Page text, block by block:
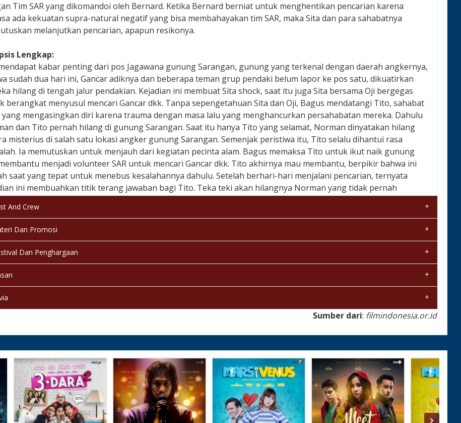
Tim SAR yang dikomandoi oleh Bernard. Ketika Bernard berniat untuk menghentikan pencarian karena
ada kekuatan supra-natural negatif yang bisa membahayakan tim SAR, maka Sita dan para sahabatnya
melanjutkan pencarian, apapun resikonya.
Lengkap:
kabar penting dari pos Jagawana gunung Sarangan, gunung yang terkenal dengan daerah angkernya,
sudah dua hari ini, Gancar adiknya dan beberapa teman grup pendaki belum lapor ke pos satu, dikuatirkan
hilang di tengah jalur pendakian. Kejadian ini membuat Sita shock, saat itu juga Sita bersama Oji bergegas
berangkat menyusul mencari Gancar dkk. Tanpa sepengetahuan Sita dan Oji, Bagus mendatangi Tito, sahabat
yang mengasingkan diri karena trauma dengan masa lalu yang menghancurkan persahabatan mereka. Dahulu
dan Tito pernah hilang di gunung Sarangan. Saat itu hanya Tito yang selamat, Norman dinyatakan hilang
misterius di salah satu lokasi angker gunung Sarangan. Semenjak peristiwa itu, Tito selalu dihantui rasa
Ia memutuskan untuk menjauh dari kegiatan pecinta alam. Bagus memaksa Tito untuk ikut naik gunung
menjadi volunteer SAR untuk mencari Gancar dkk. Tito akhirnya mau membantu, berpikir bahwa ini
saat yang tepat untuk menebus kesalahannya dahulu. Setelah berhari-hari menjalani pencarian, ternyata
ini membuahkan titik terang jawaban bagi Tito. Teka teki akan hilangnya Norman yang tidak pernah
& Tanggal Rilis:
17+
And Crew
Dan Promosi
Dan Penghargaan
Sumber dari: filmindonesia.or.id